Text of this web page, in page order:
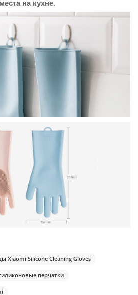
на кухне.
Xiaomi Silicone Cleaning Gloves
перчатки